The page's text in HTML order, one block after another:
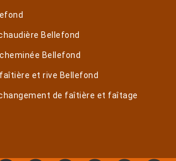
Bellefond
Bellefond
et rive Bellefond
de faîtière et faîtage